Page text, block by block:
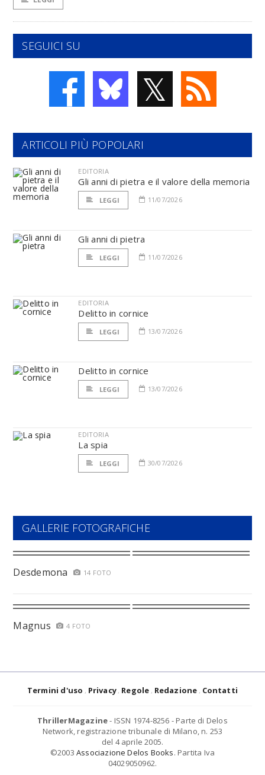
SEGUICI SU
𝕏
ARTICOLI PIÙ POPOLARI
EDITORIA
Gli anni di pietra e il valore della memoria
LEGGI 11/07/2026
Gli anni di pietra
LEGGI 11/07/2026
EDITORIA
Delitto in cornice
LEGGI 13/07/2026
Delitto in cornice
LEGGI 13/07/2026
EDITORIA
La spia
LEGGI 30/07/2026
GALLERIE FOTOGRAFICHE
Desdemona 14 FOTO
Magnus 4 FOTO
Termini d'uso Privacy Regole Redazione Contatti
ThrillerMagazine- ISSN 1974-8256 - Parte di Delos
Network, registrazione tribunale di Milano, n. 253
del 4 aprile 2005.
©2003 Associazione Delos Books. Partita Iva
04029050962.